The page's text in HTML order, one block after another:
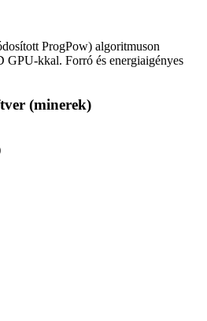
ProgPow) algoritmuson
GPU-kkal. Forró és energiaigényes
(minerek)